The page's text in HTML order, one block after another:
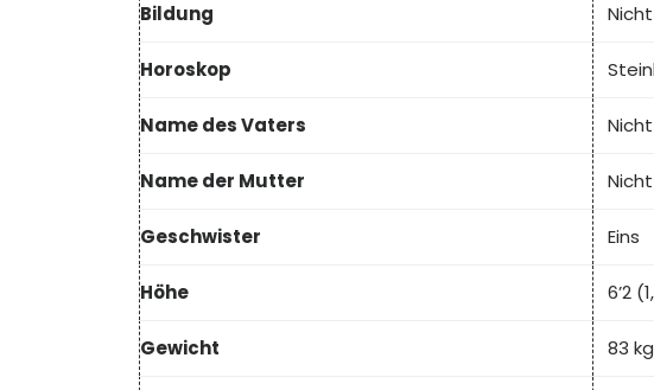
Bildung
Horoskop
Name des Vaters
Name der Mutter
Geschwister Eins
Höhe 6’2
Gewicht 83 kg